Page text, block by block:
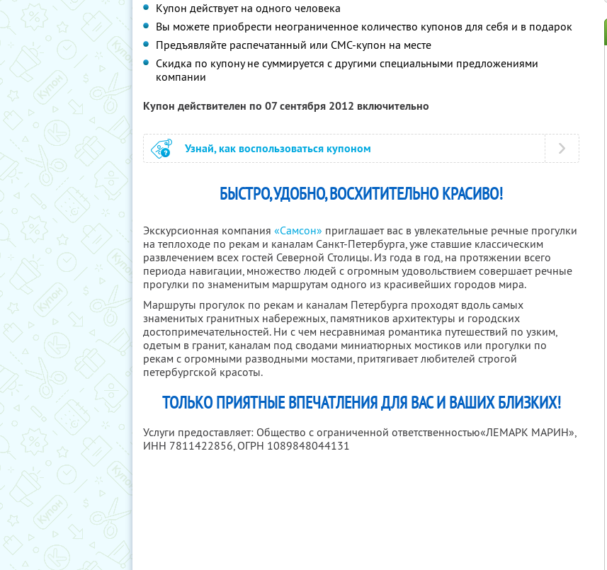
Купон действует на одного человека
Вы можете приобрести неограниченное количество купонов для себя и в подарок
Предъявляйте распечатанный или СМС-купон на месте
Скидка по купону не суммируется с другими специальными предложениями
компании
Купон действителен по 07 сентября 2012 включительно
Узнай, как воспользоваться купоном
БЫСТРО, УДОБНО, ВОСХИТИТЕЛЬНО КРАСИВО!
Экскурсионная компания «Самсон» приглашает вас в увлекательные речные прогулки
на теплоходе по рекам и каналам Санкт-Петербурга, уже ставшие классическим
развлечением всех гостей Северной Столицы. Из года в год, на протяжении всего
периода навигации, множество людей с огромным удовольствием совершает речные
прогулки по знаменитым маршрутам одного из красивейших городов мира.
Маршруты прогулок по рекам и каналам Петербурга проходят вдоль самых
знаменитых гранитных набережных, памятников архитектуры и городских
достопримечательностей. Ни с чем несравнимая романтика путешествий по узким,
одетым в гранит, каналам под сводами миниатюрных мостиков или прогулки по
рекам с огромными разводными мостами, притягивает любителей строгой
петербургской красоты.
ТОЛЬКО ПРИЯТНЫЕ ВПЕЧАТЛЕНИЯ ДЛЯ ВАС И ВАШИХ БЛИЗКИХ!
Услуги предоставляет: Общество с ограниченной ответственностью«ЛЕМАРК МАРИН»,
ИНН 7811422856, ОГРН 1089848044131